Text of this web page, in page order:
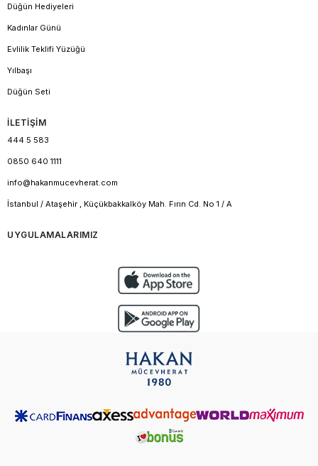
Düğün Hediyeleri
Kadınlar Günü
Evlilik Teklifi Yüzüğü
Yılbaşı
Düğün Seti
İLETİŞİM
444 5 583
0850 640 1111
info@hakanmucevherat.com
İstanbul / Ataşehir , Küçükbakkalköy Mah. Fırın Cd. No 1 / A
UYGULAMALARIMIZ